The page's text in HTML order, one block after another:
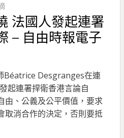
法國人發起連署
– 自由時報電子
Béatrice Desgranges在連
起連署捍衛香港言論自
由、公義及公平價值，要求
取消合作的決定，否則要抵